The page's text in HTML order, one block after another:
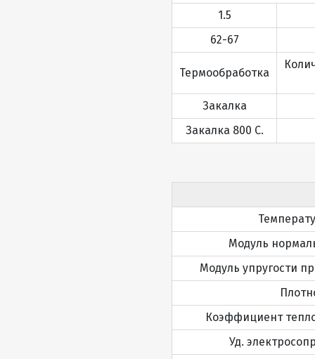
1.5
62-67
Термообработка
Закалка
Закалка 800 С.
Модуль
Модуль упругости
Коэффициент
Уд.